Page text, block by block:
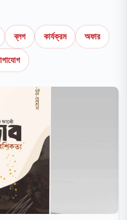
ব্লগ কার্যক্রম
অফার